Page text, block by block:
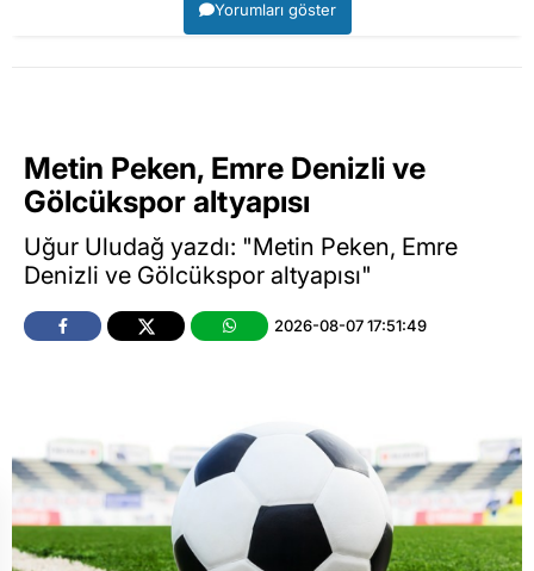
Yorumları göster
Metin Peken, Emre Denizli ve
Gölcükspor altyapısı
Uğur Uludağ yazdı: "Metin Peken, Emre
Denizli ve Gölcükspor altyapısı"
2026-08-07 17:51:49